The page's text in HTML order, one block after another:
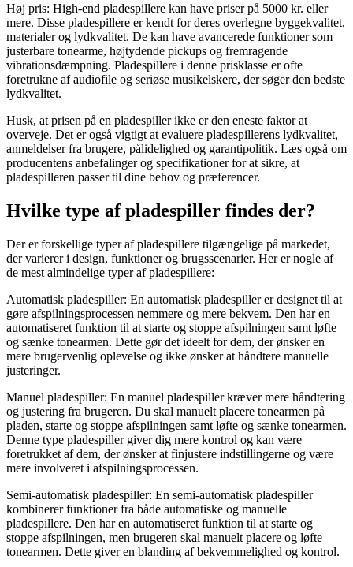
Høj pris: High-end pladespillere kan have priser på 5000 kr. eller
mere. Disse pladespillere er kendt for deres overlegne byggekvalitet,
materialer og lydkvalitet. De kan have avancerede funktioner som
justerbare tonearme, højtydende pickups og fremragende
vibrationsdæmpning. Pladespillere i denne prisklasse er ofte
foretrukne af audiofile og seriøse musikelskere, der søger den bedste
lydkvalitet.
Husk, at prisen på en pladespiller ikke er den eneste faktor at
overveje. Det er også vigtigt at evaluere pladespillerens lydkvalitet,
anmeldelser fra brugere, pålidelighed og garantipolitik. Læs også om
producentens anbefalinger og specifikationer for at sikre, at
pladespilleren passer til dine behov og præferencer.
Hvilke type af pladespiller findes der?
Der er forskellige typer af pladespillere tilgængelige på markedet,
der varierer i design, funktioner og brugsscenarier. Her er nogle af
de mest almindelige typer af pladespillere:
Automatisk pladespiller: En automatisk pladespiller er designet til at
gøre afspilningsprocessen nemmere og mere bekvem. Den har en
automatiseret funktion til at starte og stoppe afspilningen samt løfte
og sænke tonearmen. Dette gør det ideelt for dem, der ønsker en
mere brugervenlig oplevelse og ikke ønsker at håndtere manuelle
justeringer.
Manuel pladespiller: En manuel pladespiller kræver mere håndtering
og justering fra brugeren. Du skal manuelt placere tonearmen på
pladen, starte og stoppe afspilningen samt løfte og sænke tonearmen.
Denne type pladespiller giver dig mere kontrol og kan være
foretrukket af dem, der ønsker at finjustere indstillingerne og være
mere involveret i afspilningsprocessen.
Semi-automatisk pladespiller: En semi-automatisk pladespiller
kombinerer funktioner fra både automatiske og manuelle
pladespillere. Den har en automatiseret funktion til at starte og
stoppe afspilningen, men brugeren skal manuelt placere og løfte
tonearmen. Dette giver en blanding af bekvemmelighed og kontrol.